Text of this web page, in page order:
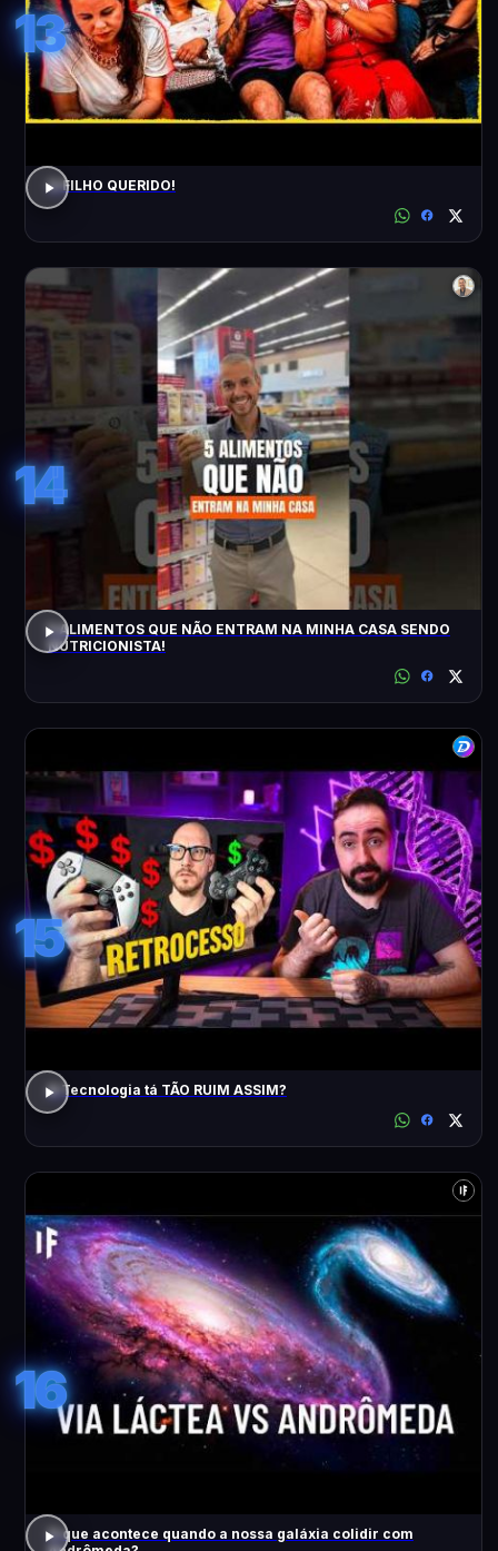
13
O FILHO QUERIDO!
14
5 ALIMENTOS QUE NÃO ENTRAM NA MINHA CASA SENDO
NUTRICIONISTA!
15
A Tecnologia tá TÃO RUIM ASSIM?
16
O que acontece quando a nossa galáxia colidir com